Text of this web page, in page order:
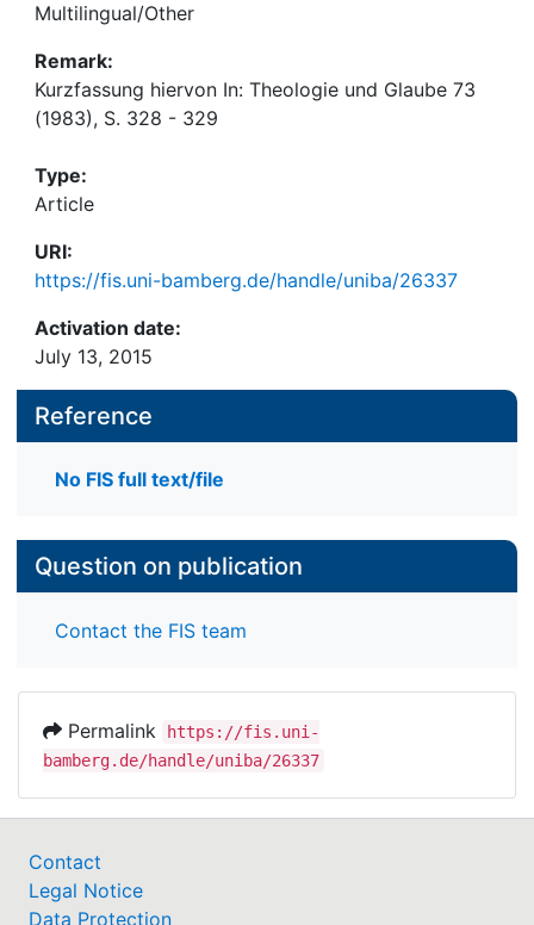
Multilingual/Other
Remark:
Kurzfassung hiervon In: Theologie und Glaube 73
(1983), S. 328 - 329
Type:
Article
URI:
https://fis.uni-bamberg.de/handle/uniba/26337
Activation date:
July 13, 2015
Reference
No FIS full text/file
Question on publication
Contact the FIS team
Permalink
https://fis.uni-
bamberg.de/handle/uniba/26337
Contact
Legal Notice
Data Protection